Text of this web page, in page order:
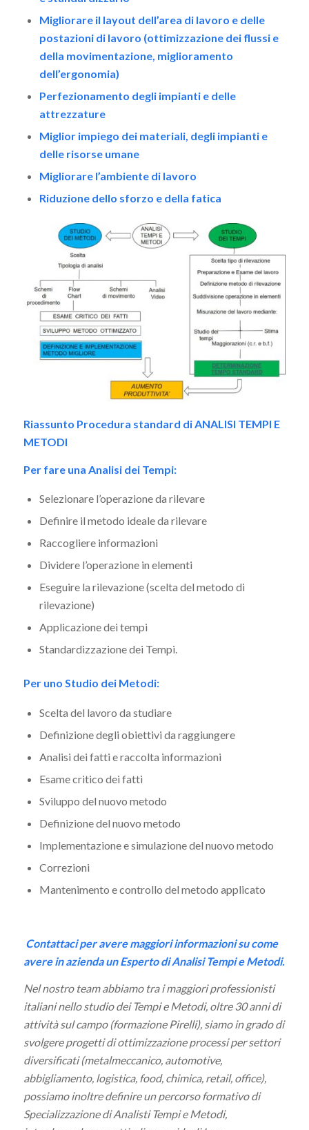
Migliorare il layout dell’area di lavoro e delle
postazioni di lavoro (ottimizzazione dei flussi e
della movimentazione, miglioramento
dell’ergonomia)
Perfezionamento degli impianti e delle
attrezzature
Miglior impiego dei materiali, degli impianti e
delle risorse umane
Migliorare l’ambiente di lavoro
Riduzione dello sforzo e della fatica
Riassunto Procedura standard di ANALISI TEMPI E
METODI
Per fare una Analisi dei Tempi:
Selezionare l’operazione da rilevare
Definire il metodo ideale da rilevare
Raccogliere informazioni
Dividere l’operazione in elementi
Eseguire la rilevazione (scelta del metodo di
rilevazione)
Applicazione dei tempi
Standardizzazione dei Tempi.
Per uno Studio dei Metodi:
Scelta del lavoro da studiare
Definizione degli obiettivi da raggiungere
Analisi dei fatti e raccolta informazioni
Esame critico dei fatti
Sviluppo del nuovo metodo
Definizione del nuovo metodo
Implementazione e simulazione del nuovo metodo
Correzioni
Mantenimento e controllo del metodo applicato
Contattaci per avere maggiori informazioni su come
avere in azienda un Esperto di Analisi Tempi e Metodi.
Nel nostro team abbiamo tra i maggiori professionisti
italiani nello studio dei Tempi e Metodi, oltre 30 anni di
attività sul campo (formazione Pirelli), siamo in grado di
svolgere progetti di ottimizzazione processi per settori
diversificati (metalmeccanico, automotive,
abbigliamento, logistica, food, chimica, retail, office),
possiamo inoltre definire un percorso formativo di
Specializzazione di Analisti Tempi e Metodi,